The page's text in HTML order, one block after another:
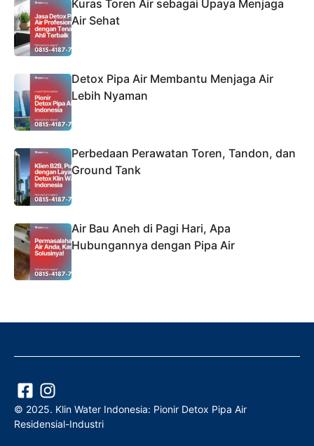
Kuras Toren Air sebagai Upaya Menjaga
Air Sehat
Detox Pipa Air Membantu Menjaga Air
Lebih Nyaman
Perbedaan Perawatan Toren, Tandon, dan
Ground Tank
Air Bau Aneh di Pagi Hari, Apa
Hubungannya dengan Pipa Air
© 2025. Klin Water Indonesia: Pionir Detox Pipa Air
Residensial-Industri